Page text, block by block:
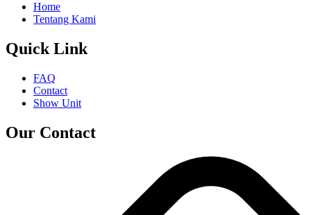
Home
Tentang Kami
Quick Link
FAQ
Contact
Show Unit
Our Contact